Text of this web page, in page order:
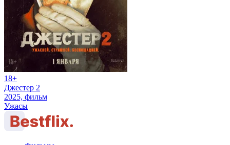
18+
Джестер 2
2025, фильм
Ужасы